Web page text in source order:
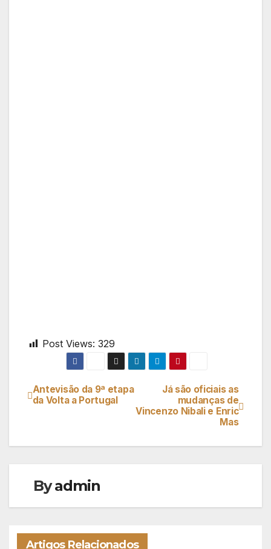
Post Views: 329
Navegação
artigos
Já são oficiais as
mudanças de
Vincenzo Nibali e Enric
Mas
Antevisão da 9ª etapa
da Volta a Portugal
Byadmin
Artigos Relacionados